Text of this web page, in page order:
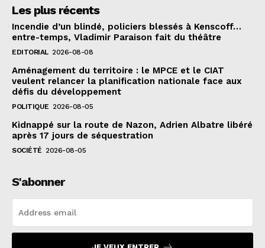
Les plus récents
Incendie d’un blindé, policiers blessés à Kenscoff…
entre-temps, Vladimir Paraison fait du théâtre
EDITORIAL 2026-08-08
Aménagement du territoire : le MPCE et le CIAT
veulent relancer la planification nationale face aux
défis du développement
POLITIQUE 2026-08-05
Kidnappé sur la route de Nazon, Adrien Albatre libéré
après 17 jours de séquestration
SOCIÉTÉ 2026-08-05
S'abonner